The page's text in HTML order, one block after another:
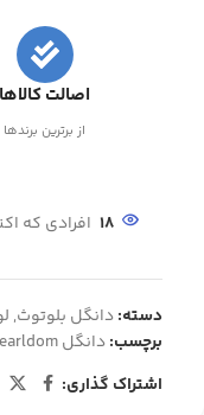
اصالت کالاها
از برترین برندها
18 افرادی که
دسته:دانگل بلوتوث,
برچسب:دانگل earldom
اشتراک گذاری: